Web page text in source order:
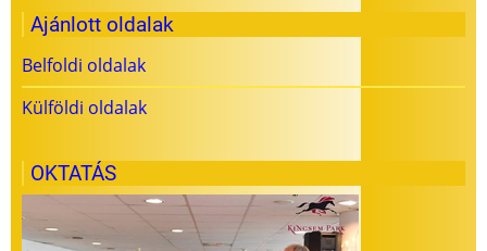
Ajánlott oldalak
Belfoldi oldalak
Külföldi oldalak
OKTATÁS